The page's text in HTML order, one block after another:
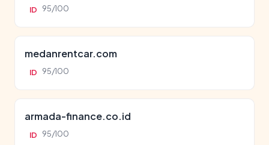
ID 95/100
medanrentcar.com
ID 95/100
armada-finance.co.id
ID 95/100